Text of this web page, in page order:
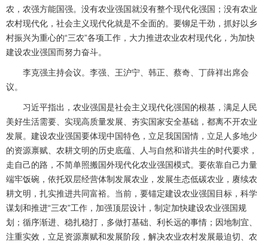
农，农强方能国强。没有农业强国就没有整个现代化强国；没有农业
农村现代化，社会主义现代化就是不全面的。要铆足干劲，抓好以乡
村振兴为重心的“三农”各项工作，大力推进农业农村现代化，为加快
建设农业强国而努力奋斗。
李克强主持会议。李强、王沪宁、韩正、蔡奇、丁薛祥出席会
议。
习近平指出，农业强国是社会主义现代化强国的根基，满足人民
美好生活需要、实现高质量发展、夯实国家安全基础，都离不开农业
发展。建设农业强国要体现中国特色，立足我国国情，立足人多地少
的资源禀赋、农耕文明的历史底蕴、人与自然和谐共生的时代要求，
走自己的路，不简单照搬国外现代化农业强国模式。要依靠自己力量
端牢饭碗，依托双层经营体制发展农业，发展生态低碳农业，赓续农
耕文明，扎实推进共同富裕。当前，要锚定建设农业强国目标，科学
谋划和推进“三农”工作，加强顶层设计，制定加快建设农业强国规
划；循序渐进、稳扎稳打，多做打基础、利长远的事情；因地制宜、
注重实效，立足资源禀赋和发展阶段，解决农业农村发展最迫切、农